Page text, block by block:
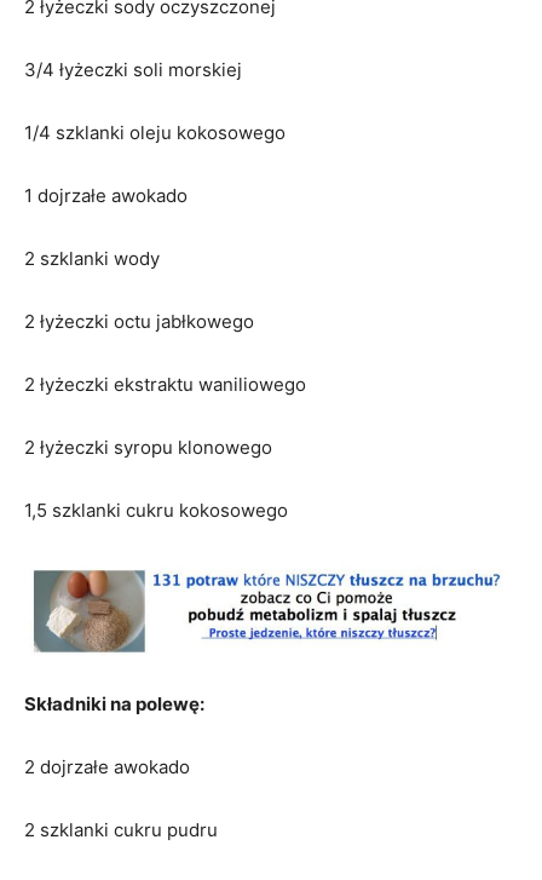
2 łyżeczki sody oczyszczonej
3/4 łyżeczki soli morskiej
1/4 szklanki oleju kokosowego
1 dojrzałe awokado
2 szklanki wody
2 łyżeczki octu jabłkowego
2 łyżeczki ekstraktu waniliowego
2 łyżeczki syropu klonowego
1,5 szklanki cukru kokosowego
Składniki na polewę:
2 dojrzałe awokado
2 szklanki cukru pudru